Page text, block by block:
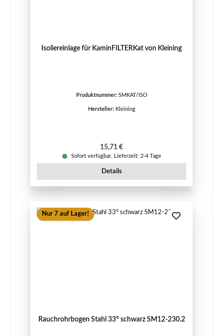
Isoliereinlage für KaminFILTERKat von Kleining
Produktnummer: SMKAT/ISO
Hersteller: Kleining
Regulärer Preis:
15,71 €
Sofort verfügbar, Lieferzeit: 2-4 Tage
Details
Nur 7 auf Lager!
Rauchrohrbogen Stahl 33° schwarz SM12-230.2